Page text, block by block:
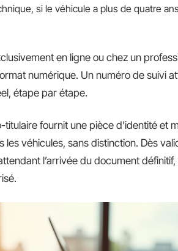
si le véhicule a plus de quatre
en ligne ou chez un
numérique. Un numéro de suivi
étape par étape.
fournit une pièce d’identité et
les véhicules, sans distinction. Dès
l’arrivée du document